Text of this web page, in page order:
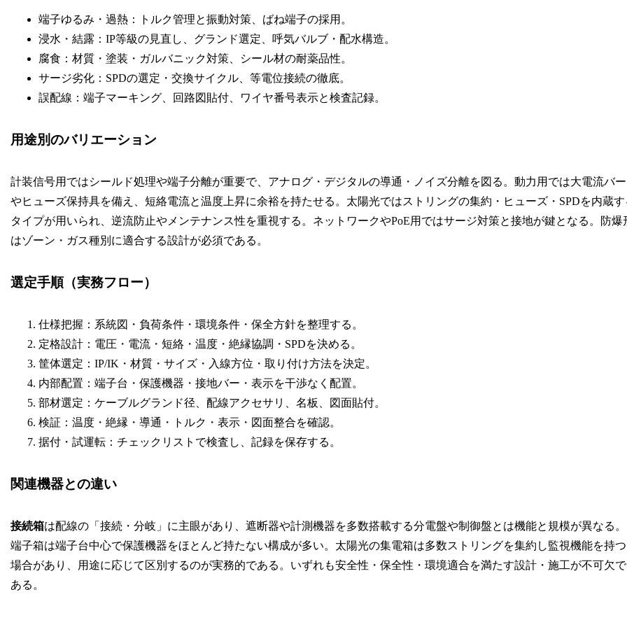
端子ゆるみ・過熱：トルク管理と振動対策、ばね端子の採用。
浸水・結露：IP等級の見直し、グランド選定、呼気バルブ・配水構造。
腐食：材質・塗装・ガルバニック対策、シール材の耐薬品性。
サージ劣化：SPDの選定・交換サイクル、等電位接続の徹底。
誤配線：端子マーキング、回路図貼付、ワイヤ番号表示と検査記録。
用途別のバリエーション
計装信号用ではシールド処理や端子分離が重要で、アナログ・デジタルの導通・ノイズ分離を図る。動力用では大電流バー
やヒューズ保持具を備え、短絡電流と温度上昇に余裕を持たせる。太陽光ではストリングの集約・ヒューズ・SPDを内蔵す
タイプが用いられ、逆流防止やメンテナンス性を重視する。ネットワークやPoE用ではサージ対策と接地が鍵となる。防爆
はゾーン・ガス種別に適合する設計が必須である。
選定手順（実務フロー）
仕様把握：系統図・負荷条件・環境条件・保全方針を整理する。
定格設計：電圧・電流・短絡・温度・絶縁協調・SPDを決める。
筐体選定：IP/IK・材質・サイズ・入線方位・取り付け方法を決定。
内部配置：端子台・保護機器・接地バー・表示を干渉なく配置。
部材選定：ケーブルグランド径、配線アクセサリ、名板、図面貼付。
検証：温度・絶縁・導通・トルク・表示・図面整合を確認。
据付・試運転：チェックリストで検査し、記録を保存する。
関連機器との違い
接続箱は配線の「接続・分岐」に主眼があり、遮断器や計測機器を多数搭載する分電盤や制御盤とは機能と規模が異なる。
端子箱は端子台中心で保護機器をほとんど持たない構成が多い。太陽光の集電箱は多数ストリングを集約し監視機能を持つ
場合があり、用途に応じて区別するのが実務的である。いずれも安全性・保全性・環境適合を満たす設計・施工が不可欠で
ある。